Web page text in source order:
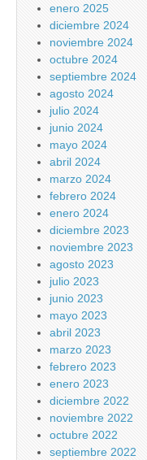
enero 2025
diciembre 2024
noviembre 2024
octubre 2024
septiembre 2024
agosto 2024
julio 2024
junio 2024
mayo 2024
abril 2024
marzo 2024
febrero 2024
enero 2024
diciembre 2023
noviembre 2023
agosto 2023
julio 2023
junio 2023
mayo 2023
abril 2023
marzo 2023
febrero 2023
enero 2023
diciembre 2022
noviembre 2022
octubre 2022
septiembre 2022